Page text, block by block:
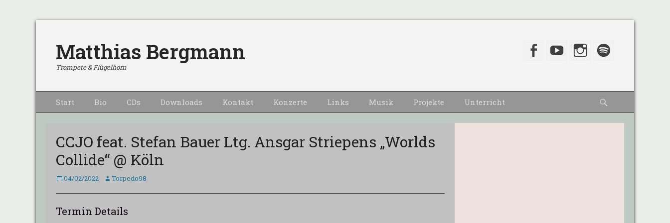
Matthias Bergmann
Trompete & Flügelhorn
Facebook
YouTubeInstagram
Primärmenu
zum
Start Bio CDs Downloads Kontakt Konzerte Links Musik Projekte Unterricht
CCJO feat. Stefan Bauer Ltg. Ansgar Striepens „Worlds
Collide“ @ Köln
Veröffentlicht
04/02/2022 Autor
Torpedo98
Termin Details